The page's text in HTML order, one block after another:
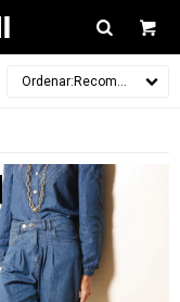
Recomendados